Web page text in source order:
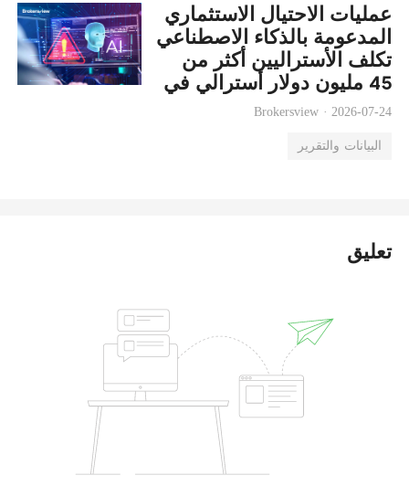
عمليات الاحتيال الاستثماري
المدعومة بالذكاء الاصطناعي
تكلف الأستراليين أكثر من
45 مليون دولار أسترالي في
عام 2026
Brokersview · 2026-07-24
البيانات والتقرير
تعليق